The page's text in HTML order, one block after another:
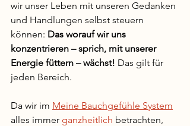
wir unser Leben mit unseren Gedanken
und Handlungen selbst steuern
können: Das worauf wir uns
konzentrieren – sprich, mit unserer
Energie füttern – wächst! Das gilt für
jeden Bereich.
Da wir im Meine Bauchgefühle System
alles immer ganzheitlich betrachten,